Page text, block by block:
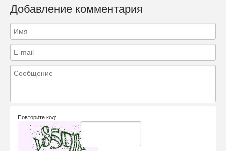
Добавление комментария
Повторите код: